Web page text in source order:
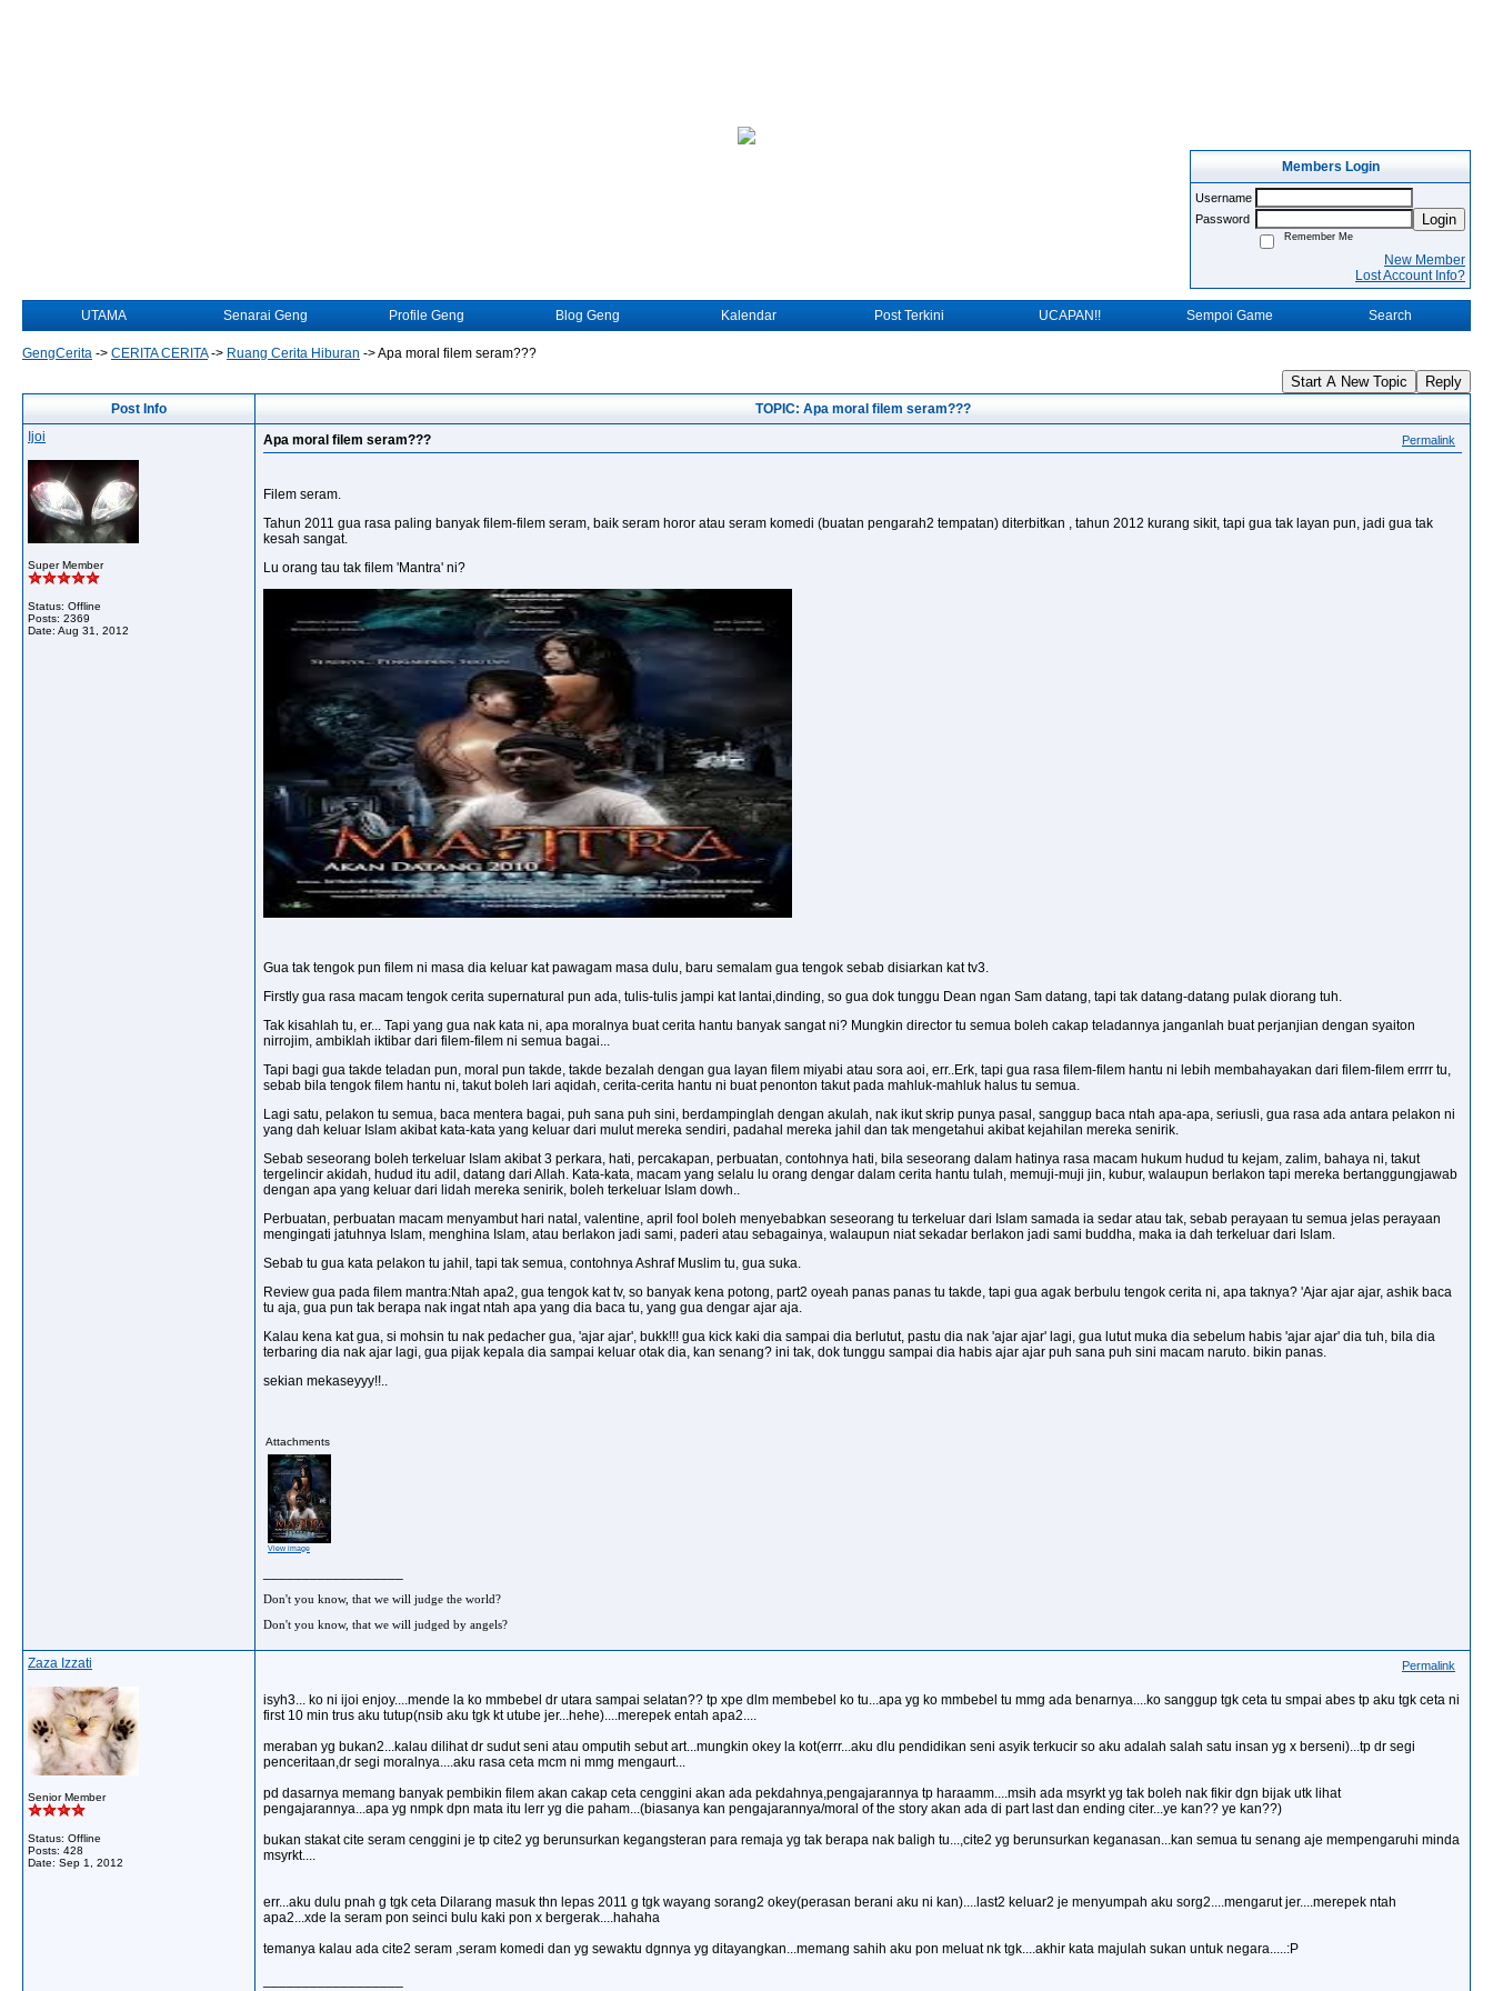
Members Login
Username
Password
Login
Remember Me
New Member
Lost Account Info?
UTAMA Senarai Geng Profile Geng Blog Geng Kalendar Post Terkini UCAPAN!! Sempoi Game Search
GengCerita -> CERITA CERITA-> Ruang Cerita Hiburan ->Apa moral filem seram???
Start A New Topic Reply
Post Info
TOPIC: Apa moral filem seram???
Ijoi
Super Member
Status: Offline
Posts: 2369
Date: Aug 31, 2012
Apa moral filem seram??? Permalink
Filem seram.
Tahun 2011 gua rasa paling banyak filem-filem seram, baik seram horor atau seram komedi (buatan pengarah2 tempatan) diterbitkan , tahun 2012 kurang sikit, tapi gua tak layan pun, jadi gua tak
kesah sangat.
Lu orang tau tak filem 'Mantra' ni?
Gua tak tengok pun filem ni masa dia keluar kat pawagam masa dulu, baru semalam gua tengok sebab disiarkan kat tv3.
Firstly gua rasa macam tengok cerita supernatural pun ada, tulis-tulis jampi kat lantai,dinding, so gua dok tunggu Dean ngan Sam datang, tapi tak datang-datang pulak diorang tuh.
Tak kisahlah tu, er... Tapi yang gua nak kata ni, apa moralnya buat cerita hantu banyak sangat ni? Mungkin director tu semua boleh cakap teladannya janganlah buat perjanjian dengan syaiton
nirrojim, ambiklah iktibar dari filem-filem ni semua bagai...
Tapi bagi gua takde teladan pun, moral pun takde, takde bezalah dengan gua layan filem miyabi atau sora aoi, err..Erk, tapi gua rasa filem-filem hantu ni lebih membahayakan dari filem-filem errrr tu,
sebab bila tengok filem hantu ni, takut boleh lari aqidah, cerita-cerita hantu ni buat penonton takut pada mahluk-mahluk halus tu semua.
Lagi satu, pelakon tu semua, baca mentera bagai, puh sana puh sini, berdampinglah dengan akulah, nak ikut skrip punya pasal, sanggup baca ntah apa-apa, seriusli, gua rasa ada antara pelakon ni
yang dah keluar Islam akibat kata-kata yang keluar dari mulut mereka sendiri, padahal mereka jahil dan tak mengetahui akibat kejahilan mereka senirik.
Sebab seseorang boleh terkeluar Islam akibat 3 perkara, hati, percakapan, perbuatan, contohnya hati, bila seseorang dalam hatinya rasa macam hukum hudud tu kejam, zalim, bahaya ni, takut
tergelincir akidah, hudud itu adil, datang dari Allah. Kata-kata, macam yang selalu lu orang dengar dalam cerita hantu tulah, memuji-muji jin, kubur, walaupun berlakon tapi mereka bertanggungjawab
dengan apa yang keluar dari lidah mereka senirik, boleh terkeluar Islam dowh..
Perbuatan, perbuatan macam menyambut hari natal, valentine, april fool boleh menyebabkan seseorang tu terkeluar dari Islam samada ia sedar atau tak, sebab perayaan tu semua jelas perayaan
mengingati jatuhnya Islam, menghina Islam, atau berlakon jadi sami, paderi atau sebagainya, walaupun niat sekadar berlakon jadi sami buddha, maka ia dah terkeluar dari Islam.
Sebab tu gua kata pelakon tu jahil, tapi tak semua, contohnya Ashraf Muslim tu, gua suka.
Review gua pada filem mantra:Ntah apa2, gua tengok kat tv, so banyak kena potong, part2 oyeah panas panas tu takde, tapi gua agak berbulu tengok cerita ni, apa taknya? 'Ajar ajar ajar, ashik baca
tu aja, gua pun tak berapa nak ingat ntah apa yang dia baca tu, yang gua dengar ajar aja.
Kalau kena kat gua, si mohsin tu nak pedacher gua, 'ajar ajar', bukk!!! gua kick kaki dia sampai dia berlutut, pastu dia nak 'ajar ajar' lagi, gua lutut muka dia sebelum habis 'ajar ajar' dia tuh, bila dia
terbaring dia nak ajar lagi, gua pijak kepala dia sampai keluar otak dia, kan senang? ini tak, dok tunggu sampai dia habis ajar ajar puh sana puh sini macam naruto. bikin panas.
sekian mekaseyyy!!..
Attachments
View image
Don't you know, that we will judge the world?
Don't you know, that we will judged by angels?
Zaza Izzati
Senior Member
Status: Offline
Posts: 428
Date: Sep 1, 2012
Permalink
isyh3... ko ni ijoi enjoy....mende la ko mmbebel dr utara sampai selatan?? tp xpe dlm membebel ko tu...apa yg ko mmbebel tu mmg ada benarnya....ko sanggup tgk ceta tu smpai abes tp aku tgk ceta ni
first 10 min trus aku tutup(nsib aku tgk kt utube jer...hehe)....merepek entah apa2....
meraban yg bukan2...kalau dilihat dr sudut seni atau omputih sebut art...mungkin okey la kot(errr...aku dlu pendidikan seni asyik terkucir so aku adalah salah satu insan yg x berseni)...tp dr segi
penceritaan,dr segi moralnya....aku rasa ceta mcm ni mmg mengaurt...
pd dasarnya memang banyak pembikin filem akan cakap ceta cenggini akan ada pekdahnya,pengajarannya tp haraamm....msih ada msyrkt yg tak boleh nak fikir dgn bijak utk lihat
pengajarannya...apa yg nmpk dpn mata itu lerr yg die paham...(biasanya kan pengajarannya/moral of the story akan ada di part last dan ending citer...ye kan?? ye kan??)
bukan stakat cite seram cenggini je tp cite2 yg berunsurkan kegangsteran para remaja yg tak berapa nak baligh tu...,cite2 yg berunsurkan keganasan...kan semua tu senang aje mempengaruhi minda
msyrkt....
err...aku dulu pnah g tgk ceta Dilarang masuk thn lepas 2011 g tgk wayang sorang2 okey(perasan berani aku ni kan)....last2 keluar2 je menyumpah aku sorg2....mengarut jer....merepek ntah
apa2...xde la seram pon seinci bulu kaki pon x bergerak....hahaha
temanya kalau ada cite2 seram ,seram komedi dan yg sewaktu dgnnya yg ditayangkan...memang sahih aku pon meluat nk tgk....akhir kata majulah sukan untuk negara.....:P